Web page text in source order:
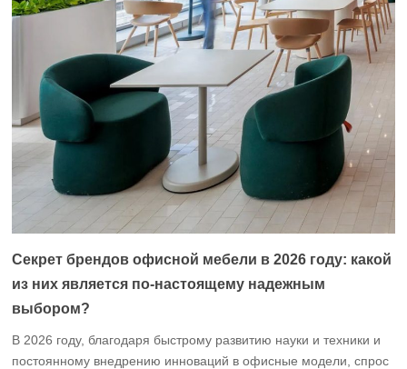
мебели, […]
Секрет брендов офисной мебели в 2026 году: какой
из них является по-настоящему надежным
выбором?
В 2026 году, благодаря быстрому развитию науки и техники и
постоянному внедрению инноваций в офисные модели, спрос